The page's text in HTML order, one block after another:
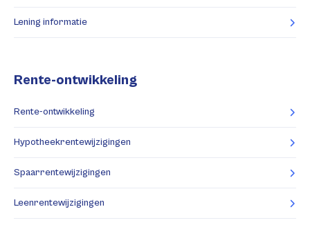
Lening informatie
Rente-ontwikkeling
Rente-ontwikkeling
Hypotheekrentewijzigingen
Spaarrentewijzigingen
Leenrentewijzigingen